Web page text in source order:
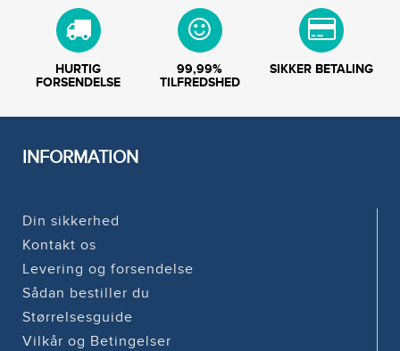
HURTIG
FORSENDELSE
99,99%
TILFREDSHED
SIKKER BETALING
INFORMATION
Din sikkerhed
Kontakt os
Levering og forsendelse
Sådan bestiller du
Størrelsesguide
Vilkår og Betingelser